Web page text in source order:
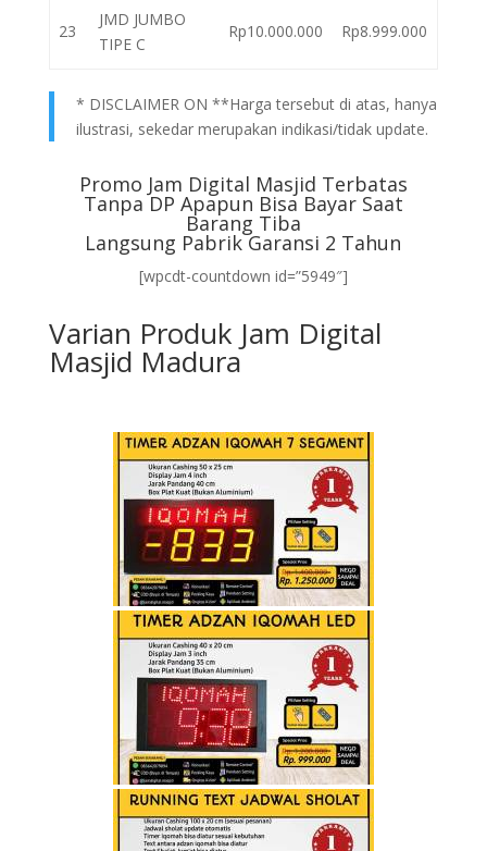
23
JMD JUMBO
TIPE C
Rp10.000.000 Rp8.999.000
* DISCLAIMER ON **Harga tersebut di atas, hanya
ilustrasi, sekedar merupakan indikasi/tidak update.
Promo Jam Digital Masjid Terbatas
Tanpa DP Apapun Bisa Bayar Saat
Barang Tiba
Langsung Pabrik Garansi 2 Tahun
[wpcdt-countdown id=”5949″]
Varian Produk Jam Digital
Masjid Madura